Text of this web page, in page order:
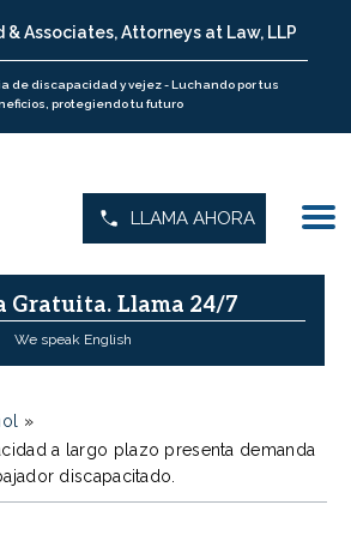
& Associates, Attorneys at Law, LLP
de discapacidad y vejez - Luchando por tus
protegiendo tu futuro
LLAMA AHORA
Gratuita. Llama 24/7
We speak English
»
a largo plazo presenta demanda
discapacitado.